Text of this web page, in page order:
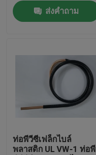
ติดต่อเรา
ขอใบเสนอราคา
ท่อพีวีซียืดหยุ่น
ท่ออ่อนลูกฟูก
ส่งคำถาม
ท่อพีวีซีเฟล็กไบล์
พลาสติก UL VW-1 ท่อพี